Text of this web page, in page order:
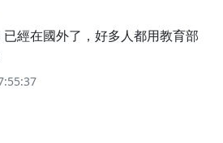
經在國外了，好多人都用教育部